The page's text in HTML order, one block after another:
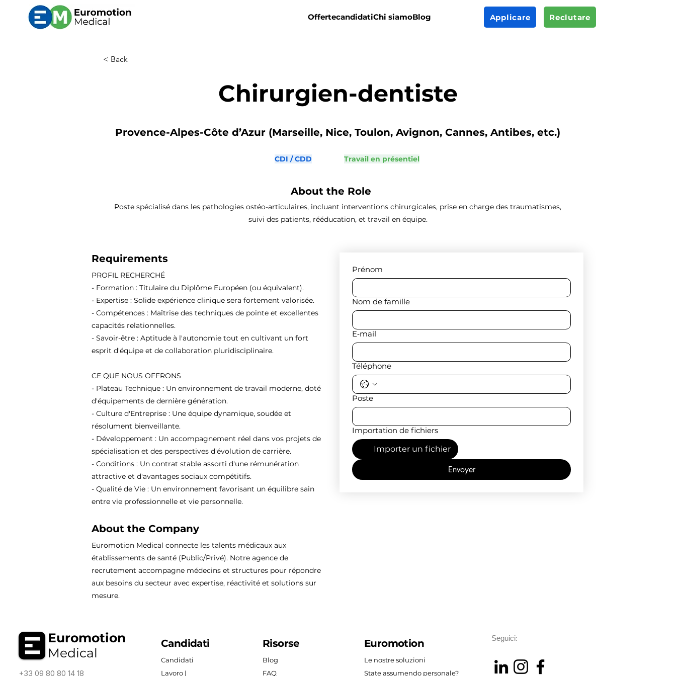
OffertecandidatiChi siamoBlog Applicare Reclutare
< Back
Chirurgien-dentiste
Provence-Alpes-Côte d’Azur (Marseille, Nice, Toulon, Avignon, Cannes, Antibes, etc.)
CDI / CDD Travail en présentiel
About the Role
Poste spécialisé dans les pathologies ostéo-articulaires, incluant interventions chirurgicales, prise en charge des traumatismes,
suivi des patients, rééducation, et travail en équipe.
Requirements
PROFIL RECHERCHÉ
- Formation : Titulaire du Diplôme Européen (ou équivalent).
- Expertise : Solide expérience clinique sera fortement valorisée.
- Compétences : Maîtrise des techniques de pointe et excellentes
capacités relationnelles.
- Savoir-être : Aptitude à l'autonomie tout en cultivant un fort
esprit d'équipe et de collaboration pluridisciplinaire.
CE QUE NOUS OFFRONS
- Plateau Technique : Un environnement de travail moderne, doté
d'équipements de dernière génération.
- Culture d'Entreprise : Une équipe dynamique, soudée et
résolument bienveillante.
- Développement : Un accompagnement réel dans vos projets de
spécialisation et des perspectives d'évolution de carrière.
- Conditions : Un contrat stable assorti d'une rémunération
attractive et d'avantages sociaux compétitifs.
- Qualité de Vie : Un environnement favorisant un équilibre sain
entre vie professionnelle et vie personnelle.
About the Company
Euromotion Medical connecte les talents médicaux aux
établissements de santé (Public/Privé). Notre agence de
recrutement accompagne médecins et structures pour répondre
aux besoins du secteur avec expertise, réactivité et solutions sur
mesure.
Prénom
Nom de famille
E‑mail
Téléphone
Poste
Importation de fichiers
Importer un fichier
Envoyer
Euromotion
Medical
+33 09 80 80 14 18
Candidati
Candidati
Lavoro |
Risorse
Blog
FAQ
Euromotion
Le nostre soluzioni
State assumendo personale?
Seguici: